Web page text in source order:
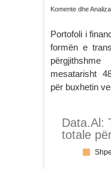
Komente dhe
Portofoli i
formën e
mesatarisht
për buxhetin